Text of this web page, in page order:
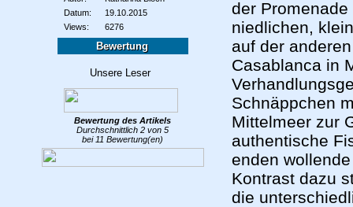
Datum:
19.10.2015
Views:
6276
Bewertung
Bewertung des Artikels
Durchschnittlich 2 von 5
bei 11 Bewertung(en)
der
niedlichen,
auf der
Casablanca in
Schnäppchen
Mittelmeer zur
authentische
enden
Kontrast dazu
die